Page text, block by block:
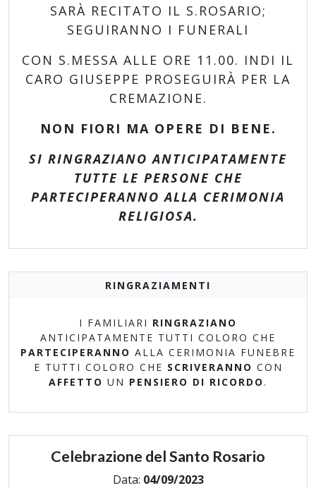
SARÀ RECITATO IL S.ROSARIO;
SEGUIRANNO I FUNERALI
CON S.MESSA ALLE ORE 11.00. INDI IL
CARO GIUSEPPE PROSEGUIRÀ PER LA
CREMAZIONE.
NON FIORI MA OPERE DI BENE.
SI RINGRAZIANO ANTICIPATAMENTE
TUTTE LE PERSONE CHE
PARTECIPERANNO ALLA CERIMONIA
RELIGIOSA.
RINGRAZIAMENTI
I FAMILIARI RINGRAZIANO
ANTICIPATAMENTE TUTTI COLORO CHE
PARTECIPERANNO ALLA CERIMONIA FUNEBRE
E TUTTI COLORO CHE SCRIVERANNO CON
AFFETTO UN PENSIERO DI RICORDO .
Celebrazione del Santo Rosario
Data: 04/09/2023